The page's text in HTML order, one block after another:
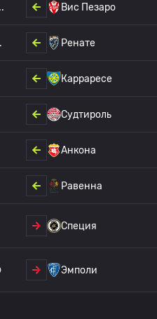
Вис Пезаро
Ренате
Карраресе
Судтироль
Анкона
Равенна
Специя
Эмполи